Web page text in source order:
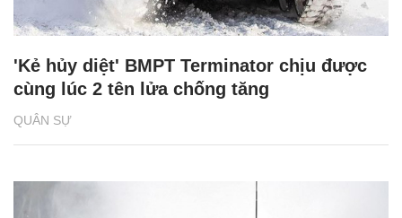
QUÂN SỰ
'Kẻ hủy diệt' BMPT Terminator chịu được
cùng lúc 2 tên lửa chống tăng